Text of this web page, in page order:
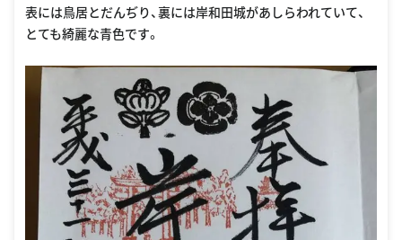
表には鳥居とだんぢり、裏には岸和田城があしらわれていて、
とても綺麗な青色です。